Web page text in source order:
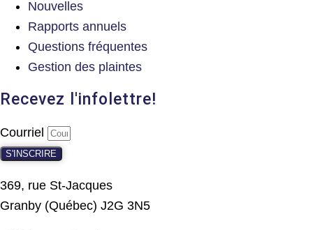
Nouvelles
Rapports annuels
Questions fréquentes
Gestion des plaintes
Recevez l'infolettre!
Courriel
S'INSCRIRE
369, rue St-Jacques
Granby (Québec) J2G 3N5